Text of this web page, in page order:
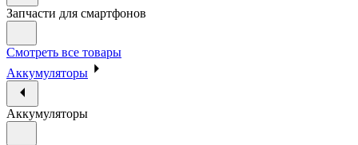
Запчасти для смартфонов
Смотреть все товары
Аккумуляторы
Аккумуляторы